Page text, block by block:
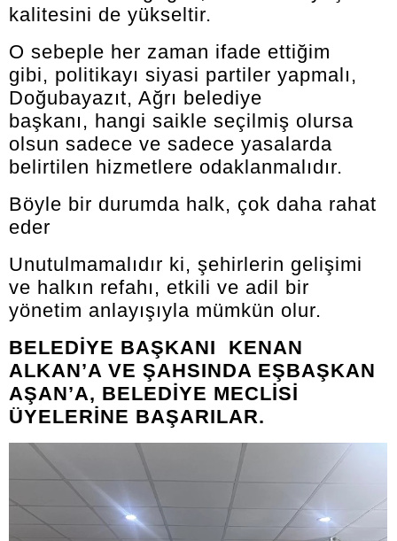
kalitesini de yükseltir.
O sebeple her zaman ifade ettiğim
gibi, politikayı siyasi partiler yapmalı,
Doğubayazıt, Ağrı belediye
başkanı, hangi saikle seçilmiş olursa
olsun sadece ve sadece yasalarda
belirtilen hizmetlere odaklanmalıdır.
Böyle bir durumda halk, çok daha rahat
eder
Unutulmamalıdır ki, şehirlerin gelişimi
ve halkın refahı, etkili ve adil bir
yönetim anlayışıyla mümkün olur.
BELEDİYE BAŞKANI KENAN
ALKAN’A VE ŞAHSINDA EŞBAŞKAN
AŞAN’A, BELEDİYE MECLİSİ
ÜYELERİNE BAŞARILAR.